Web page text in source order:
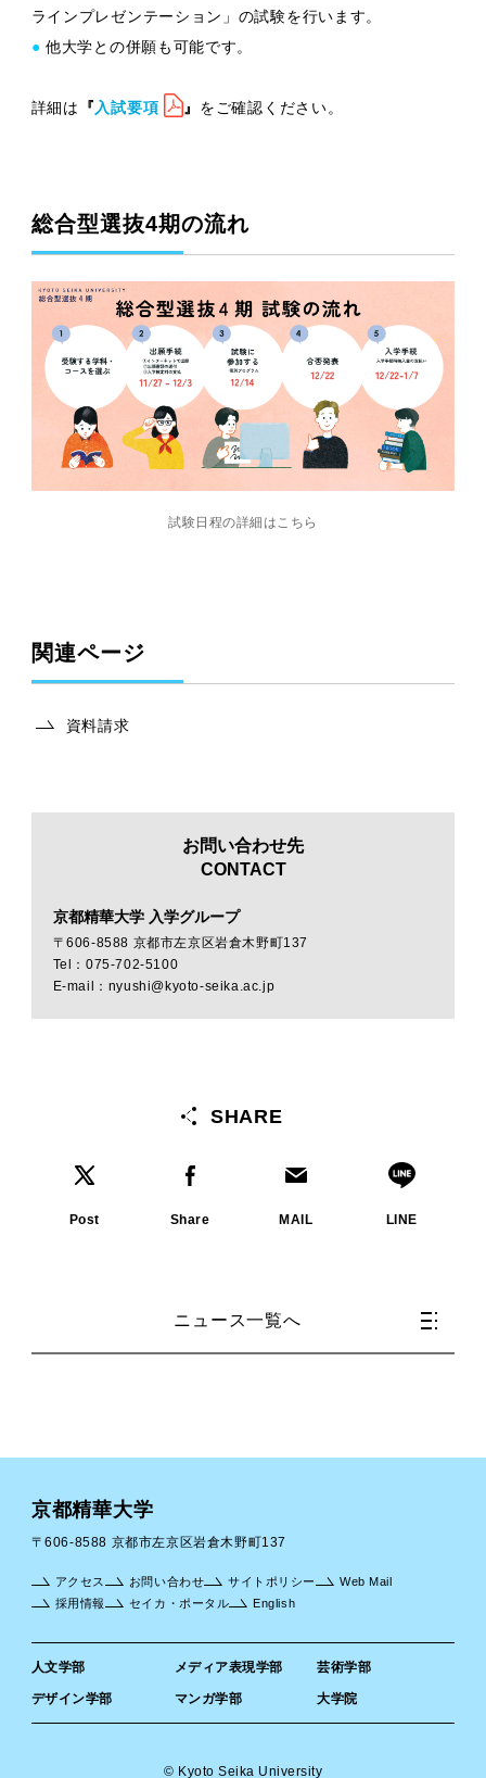
ラインプレゼンテーション」の試験を行います。
● 他大学との併願も可能です。
詳細は 『 入試要項 』 をご確認ください。
総合型選抜4期の流れ
試験日程の詳細はこちら
関連ページ
資料請求
お問い合わせ先
CONTACT
京都精華大学 入学グループ
〒606-8588 京都市左京区岩倉木野町137
Tel：075-702-5100
E-mail：nyushi@kyoto-seika.ac.jp
SHARE
Post Share MAIL LINE
ニュース一覧へ
京都精華大学
〒606-8588 京都市左京区岩倉木野町137
人文学部 メディア表現学部 芸術学部
デザイン学部 マンガ学部 大学院
アクセス お問い合わせ サイトポリシー
Web Mail
採用情報
セイカ・ポータル English
© Kyoto Seika University